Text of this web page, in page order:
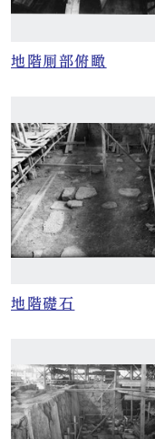
地階厠部俯瞰
地階礎石